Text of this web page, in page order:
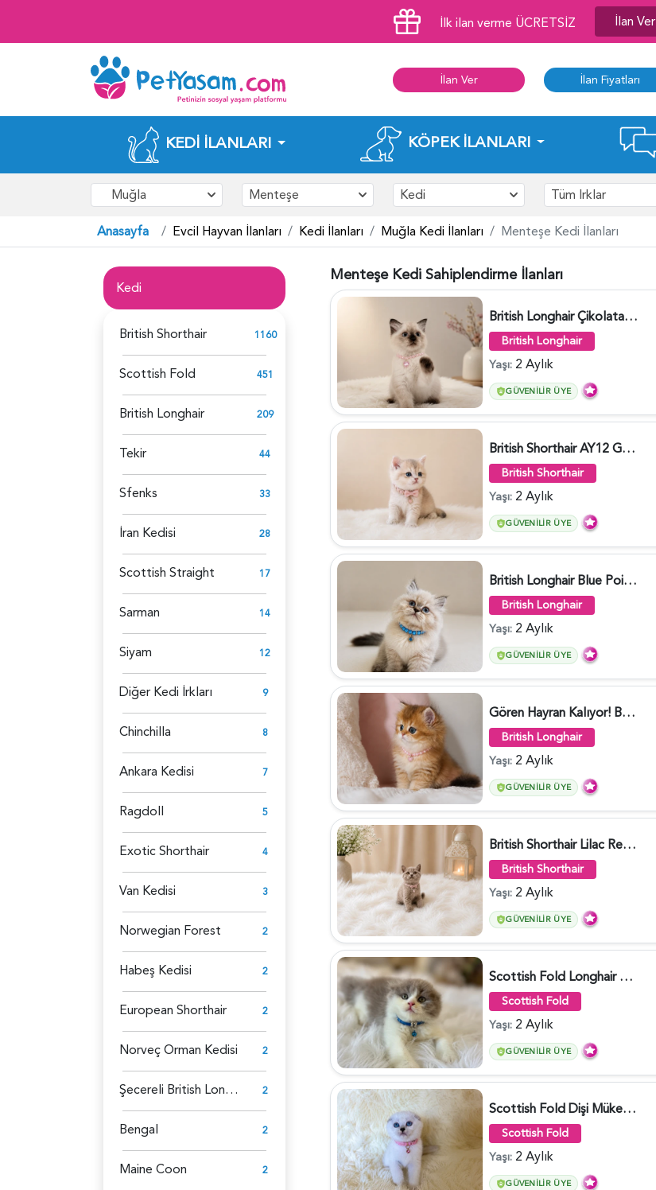
İlk ilan verme ÜCRETSİZ İlan Ver
İlan Ver İlan Fiyatları
KEDI İLANLARI KÖPEK İLANLARI
Muğla Menteşe Kedi Tüm Irklar
Anasayfa Evcil Hayvan İlanları Kedi İlanları Muğla Kedi İlanları Menteşe Kedi İlanları
Kedi
British Shorthair 1160
Scottish Fold 451
British Longhair 209
Tekir 44
Sfenks 33
İran Kedisi 28
Scottish Straight 17
Sarman 14
Siyam 12
Diğer Kedi İrkları 9
Chinchilla 8
Ankara Kedisi 7
Ragdoll 5
Exotic Shorthair 4
Van Kedisi 3
Norwegian Forest 2
Habeş Kedisi 2
European Shorthair 2
Norveç Orman Kedisi 2
Şecereli British Longhair 2
Bengal 2
Maine Coon 2
Menteşe Kedi Sahiplendirme İlanları
British Longhair Çikolatalı Sütlü Dişi Yavrumuz - 6347
British Longhair
Yaşı: 2 Aylık
GÜVENILIR ÜYE
British Shorthair AY12 Güzel Kızımız - 6349
British Shorthair
Yaşı: 2 Aylık
GÜVENILIR ÜYE
British Longhair Blue Point Erkek Pofuduk Yavrumuz - 6348
British Longhair
Yaşı: 2 Aylık
GÜVENILIR ÜYE
Gören Hayran Kalıyor! British Longhair Golden Dişi - 6345
British Longhair
Yaşı: 2 Aylık
GÜVENILIR ÜYE
British Shorthair Lilac Renk Dişi Yavrumuz - 4646
British Shorthair
Yaşı: 2 Aylık
GÜVENILIR ÜYE
Scottish Fold Longhair Lilac Bi Color 2 Aylık - 5908
Scottish Fold
Yaşı: 2 Aylık
GÜVENILIR ÜYE
Scottish Fold Dişi Mükemmel Yavrumuz - 5909
Scottish Fold
Yaşı: 2 Aylık
GÜVENILIR ÜYE